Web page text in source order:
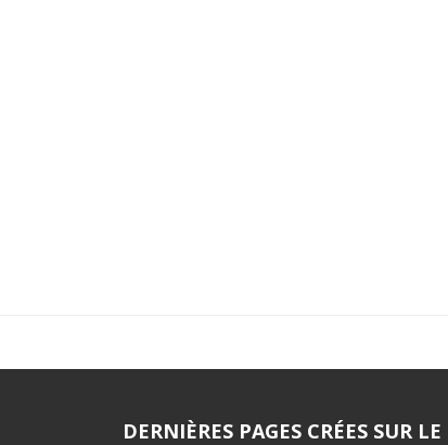
DERNIÈRES PAGES CRÉES SUR LE